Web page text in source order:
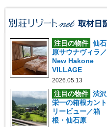
注目の物件 仙石
原サウナヴィラ／
New Hakone
VILLAGE
2026.05.13
注目の物件 渋沢
栄一の箱根カント
リービュー／箱
根・仙石原